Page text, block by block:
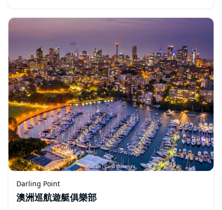
計而聞名。隨著業務的拓展…
Darling Point
澳洲巡航遊艇俱樂部